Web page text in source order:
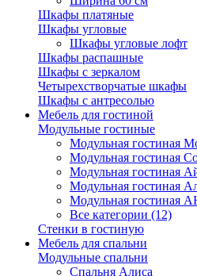
Шкафы платяные
Шкафы угловые
Шкафы угловые лофт
Шкафы распашные
Шкафы с зеркалом
Четырехстворчатые шкафы
Шкафы с антресолью
Мебель для гостиной
Модульные гостиные
Модульная гостиная
Модульная гостиная
Модульная гостиная
Модульная гостиная
Модульная гостиная
Все категории (12)
Стенки в гостиную
Мебель для спальни
Модульные спальни
Спальня Алиса